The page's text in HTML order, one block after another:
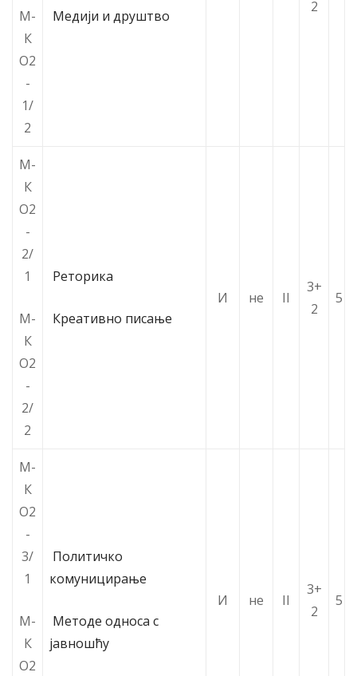
М-
К
О2
-
1/
2
Медији и друштво
2
М-
К
О2
-
2/
1
М-
К
О2
-
2/
2
Реторика
Креативно писање
И не II
3+
2
5
М-
К
О2
-
3/
1
М-
К
О2
Политичко
комуницирање
Методе односа с
јавношћу
И не II
3+
2
5